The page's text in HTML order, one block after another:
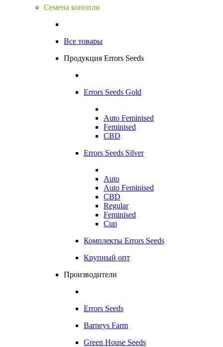
Семена конопли
Все товары
Продукция Errors Seeds
Errors Seeds Gold
Auto Feminised
Feminised
CBD
Errors Seeds Silver
Auto
Auto Feminised
CBD
Regular
Feminised
Cup
Комплекты Errors Seeds
Крупный опт
Производители
Errors Seeds
Barneys Farm
Green House Seeds